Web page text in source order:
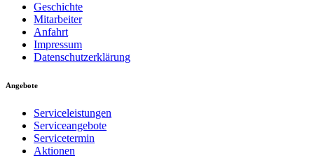
Geschichte
Mitarbeiter
Anfahrt
Impressum
Datenschutzerklärung
Angebote
Serviceleistungen
Serviceangebote
Servicetermin
Aktionen